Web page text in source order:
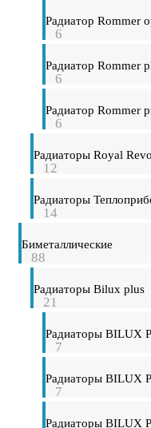
Радиатор Rommer
6
Радиатор Rommer
6
Радиатор Rommer
6
Радиаторы Royal
12
Радиаторы
14
Биметаллические
88
Радиаторы Bilux plus
21
Радиаторы BILUX
7
Радиаторы BILUX
7
Радиаторы BILUX